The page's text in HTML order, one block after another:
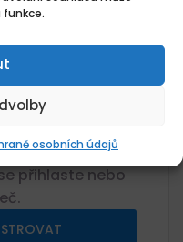
osobních údajů
/ Rok
přihlaste nebo